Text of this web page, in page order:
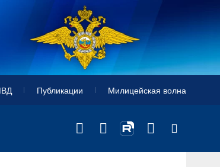
Публикации Милицейская волна